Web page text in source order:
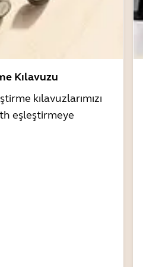
Kılavuzu
kılavuzlarımızı
eşleştirmeye